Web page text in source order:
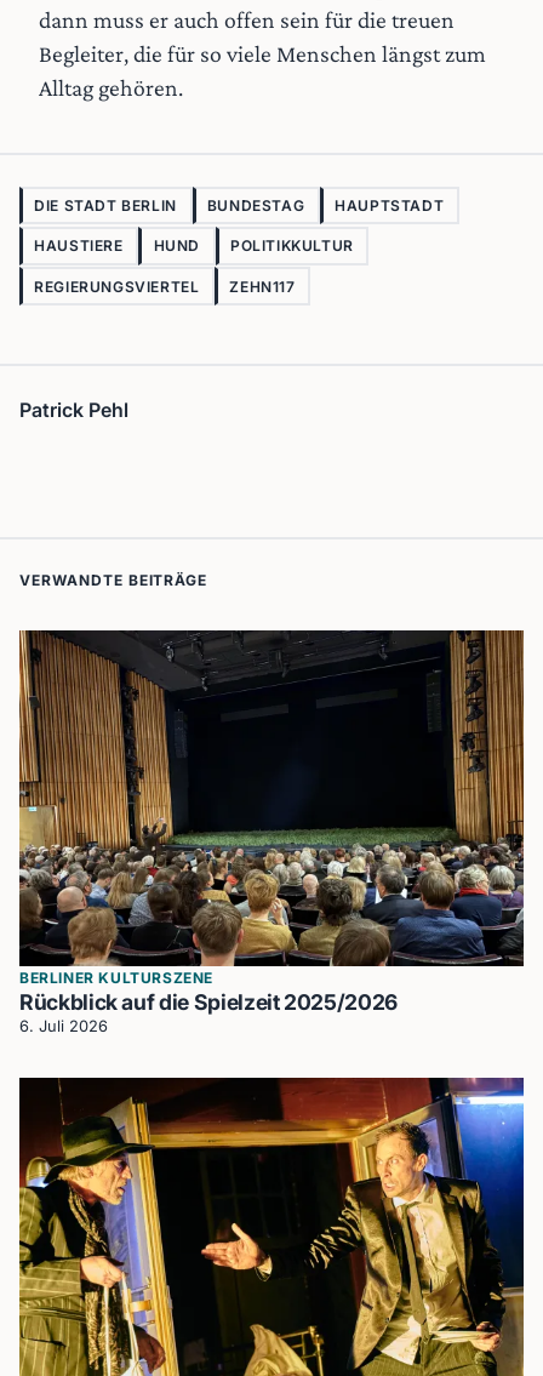
dann muss er auch offen sein für die treuen
Begleiter, die für so viele Menschen längst zum
Alltag gehören.
DIE STADT BERLIN BUNDESTAG HAUPTSTADT
HAUSTIERE HUND POLITIKKULTUR
REGIERUNGSVIERTEL ZEHN117
Patrick Pehl
VERWANDTE BEITRÄGE
BERLINER KULTURSZENE
Rückblick auf die Spielzeit 2025/2026
6. Juli 2026